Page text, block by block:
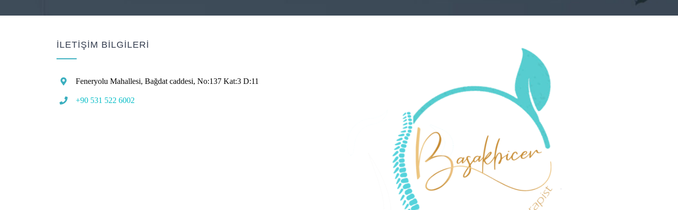
İLETİŞİM BİLGİLERİ
Feneryolu Mahallesi, Bağdat caddesi, No:137 Kat:3 D:11
+90 531 522 6002